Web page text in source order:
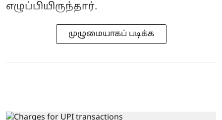
எழுப்பியிருந்தார்.
முழுமையாகப் படிக்க